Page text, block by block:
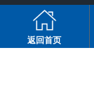
返回首页